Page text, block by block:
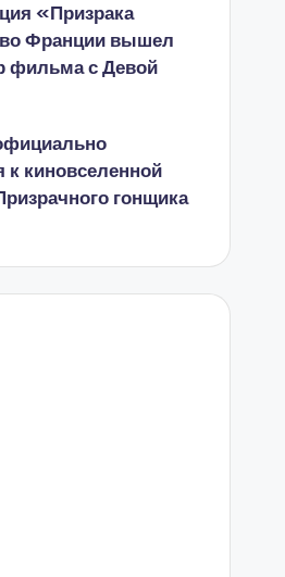
«Призрака
Франции вышел
фильма с Девой
к киновселенной
гонщика